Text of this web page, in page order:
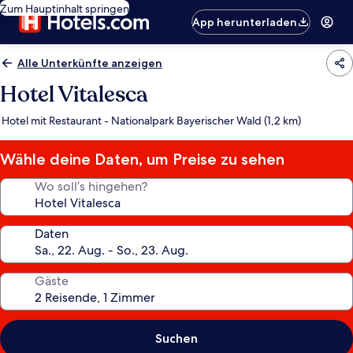
Zum Hauptinhalt springen
App herunterladen
Alle Unterkünfte anzeigen
Hotel Vitalesca
Hotel mit Restaurant - Nationalpark Bayerischer Wald (1,2 km)
Wähle deine Daten, um Preise zu sehen
Wo soll’s hingehen?
Daten
Gäste
Suchen